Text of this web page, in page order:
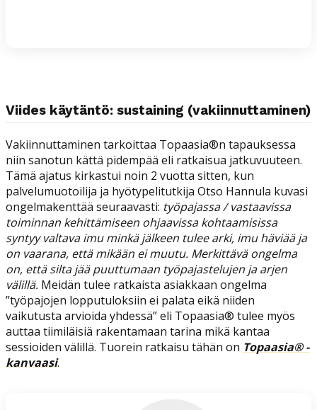
Viides käytäntö: sustaining (vakiinnuttaminen)
Vakiinnuttaminen tarkoittaa Topaasia®n tapauksessa
niin sanotun kättä pidempää eli ratkaisua jatkuvuuteen.
Tämä ajatus kirkastui noin 2 vuotta sitten, kun
palvelumuotoilija ja hyötypelitutkija Otso Hannula kuvasi
ongelmakenttää seuraavasti: työpajassa / vastaavissa
toiminnan kehittämiseen ohjaavissa kohtaamisissa
syntyy valtava imu minkä jälkeen tulee arki, imu häviää ja
on vaarana, että mikään ei muutu. Merkittävä ongelma
on, että silta jää puuttumaan työpajastelujen ja arjen
välillä. Meidän tulee ratkaista asiakkaan ongelma
”työpajojen lopputuloksiin ei palata eikä niiden
vaikutusta arvioida yhdessä” eli Topaasia® tulee myös
auttaa tiimiläisiä rakentamaan tarina mikä kantaa
sessioiden välillä. Tuorein ratkaisu tähän on Topaasia® -
kanvaasi.